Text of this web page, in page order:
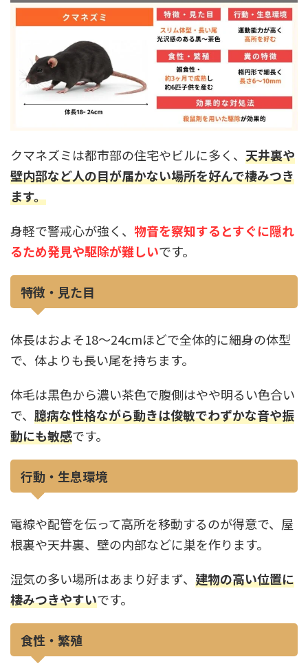
クマネズミは都市部の住宅やビルに多く、 天井裏や
壁内部など人の目が届かない場所を好んで棲みつき
ます。
身軽で警戒心が強く、 物音を察知するとすぐに隠れ
るため発見や駆除が難しいです。
特徴・見た目
体長はおよそ18〜24cmほどで全体的に細身の体型
で、体よりも長い尾を持ちます。
体毛は黒色から濃い茶色で腹側はやや明るい色合い
で、 臆病な性格ながら動きは俊敏でわずかな音や振
動にも敏感です。
行動・生息環境
電線や配管を伝って高所を移動するのが得意で、屋
根裏や天井裏、壁の内部などに巣を作ります。
湿気の多い場所はあまり好まず、 建物の高い位置に
棲みつきやすいです。
食性・繁殖